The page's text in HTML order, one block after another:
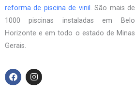
reforma de piscina de vinil . São mais de
1000 piscinas instaladas em Belo
Horizonte e em todo o estado de Minas
Gerais.
F
a
c
I
n
s